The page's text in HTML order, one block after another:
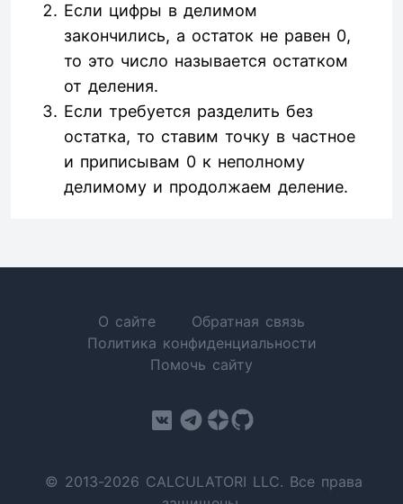
Если цифры в делимом
закончились, а остаток не равен 0,
то это число называется остатком
от деления.
Если требуется разделить без
остатка, то ставим точку в частное
и приписывам 0 к неполному
делимому и продолжаем деление.
О сайте
Обратная связь
Политика конфиденциальности
Помочь сайту
© 2013-2026 CALCULATORI LLC. Все права